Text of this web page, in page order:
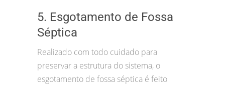
5. Esgotamento de Fossa
Séptica
Realizado com todo cuidado para
preservar a estrutura do sistema, o
esgotamento de fossa séptica é feito